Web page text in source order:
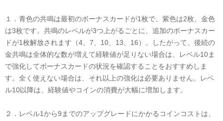
１． 青色の共鳴は最初のボーナスカードが1枚で、紫色は2枚、金色
は3枚です。共鳴のレベルが3つ上がるごとに、追加のボーナスカー
ドが1枚解放されます（4 7 10 13 16）。したがって、後続の
金共鳴は全体的な数が増えて経験値が足りない場合は、レベル10ま
で強化してボーナスカードの状況を確認することをおすすめしま
す。全く使えない場合は、それ以上の強化は必要ありません。レベ
ル10以降は、経験値やコインの消費が大幅に増加します。
２． レベル1から9 までのアップグレードにかかるコインコストは、